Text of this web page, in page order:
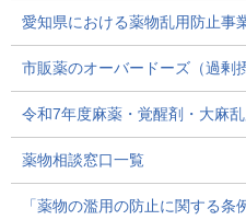
愛知県における薬物乱用防止事
市販薬のオーバードーズ（過剰
令和7年度麻薬・覚醒剤・大麻
薬物相談窓口一覧
「薬物の濫用の防止に関する条